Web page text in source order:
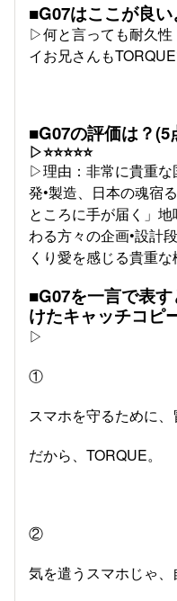
■G07はここが良い
▷何と言っても耐久性
イお兄さんもTORQUE
■G07の評価は？(5
▷⭐⭐⭐⭐⭐
▷理由：非常に貴重な
発•製造、日本の魂宿
ところに手が届く」
わる方々の企画•設計
くり愛を感じる貴重な
■G07を一言で表
けたキャッチコピ
▷
①
スマホを守るために、
だから、TORQUE。
②
気を遣うスマホじゃ、